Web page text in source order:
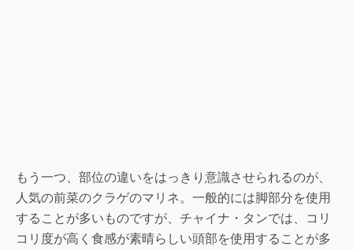
もう一つ、部位の違いをはっきり意識させられるのが、
人気の前菜のクラゲのマリネ。一般的には脚部分を使用
することが多いものですが、チャイナ・タンでは、コリ
コリ度が高く食感が素晴らしい頭部を使用することが多